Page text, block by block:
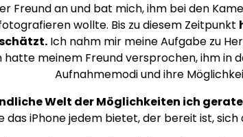
Freund an und bat mich, ihm bei den
wollte. Bis zu diesem Zeitpunkt
Ich nahm mir meine Aufgabe zu
hatte meinem Freund versprochen, ihm
Aufnahmemodi und ihre
Welt der Möglichkeiten ich
das iPhone jedem bietet, der bereit ist,